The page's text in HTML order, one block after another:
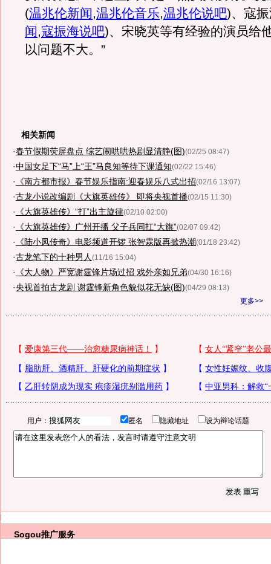
(温兆伦新闻,温兆伦音乐,温兆伦说吧)、寇
闻,寇振海说吧)、宋晓英等有经验的演员给
以问题不大。”
相关新闻
·春节假期荧屏盘点 综艺闹哄哄热剧显清静(图)(02/25 08:47)
·中国女足下“马”上“王”马良知等待下课通知(02/22 15:46)
· 《南方都市报》春节娱乐指南:迎春娱乐八式出招(02/16 13:07)
·古龙小说改编剧《大旗英雄传》 即将央视首播(02/15 11:30)
· 《大旗英雄传》“打”出主旋律(02/10 02:00)
· 《大旗英雄传》广州开播 父子兵同扛“大旗”(02/07 09:42)
· 《陆小凤传奇》电影频道开锣 张智霖版再掀热潮(01/18 23:42)
·古龙笔下的十种男人 (11/16 15:04)
· 《大人物》严宽谢霆锋片场过招 戏外亲如兄弟(04/30 16:16)
·央视首拍古龙剧 谢霆锋新角色貌似花无缺(图)(04/29 08:13)
更多>>
用户： 匿名 隐藏地址 设为辩论话题
Sogou推广服务